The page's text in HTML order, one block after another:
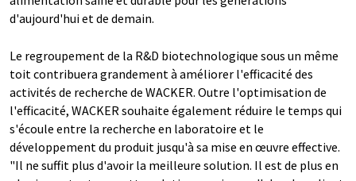
d'aujourd'hui et de demain.
Le regroupement de la R&D biotechnologique sous un même
toit contribuera grandement à améliorer l'efficacité des
activités de recherche de WACKER. Outre l'optimisation de
l'efficacité, WACKER souhaite également réduire le temps qui
s'écoule entre la recherche en laboratoire et le
développement du produit jusqu'à sa mise en œuvre effective.
"Il ne suffit plus d'avoir la meilleure solution. Il est de plus en